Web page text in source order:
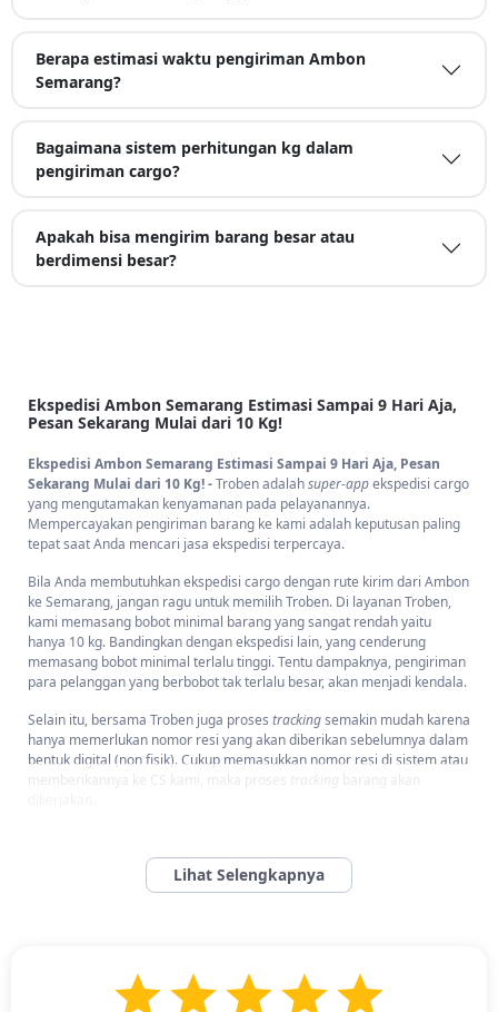
Berapa estimasi waktu pengiriman Ambon
Semarang?
Bagaimana sistem perhitungan kg dalam
pengiriman cargo?
Apakah bisa mengirim barang besar atau
berdimensi besar?
Ekspedisi Ambon Semarang Estimasi Sampai 9 Hari Aja,
Pesan Sekarang Mulai dari 10 Kg!
Ekspedisi Ambon Semarang Estimasi Sampai 9 Hari Aja, Pesan
Sekarang Mulai dari 10 Kg! -Troben adalahsuper-appekspedisi cargo
yang mengutamakan kenyamanan pada pelayanannya.
Mempercayakan pengiriman barang ke kami adalah keputusan paling
tepat saat Anda mencari jasa ekspedisi terpercaya.
Bila Anda membutuhkan ekspedisi cargo dengan rute kirim dari Ambon
ke Semarang, jangan ragu untuk memilih Troben. Di layanan Troben,
kami memasang bobot minimal barang yang sangat rendah yaitu
hanya 10 kg. Bandingkan dengan ekspedisi lain, yang cenderung
memasang bobot minimal terlalu tinggi. Tentu dampaknya, pengiriman
para pelanggan yang berbobot tak terlalu besar, akan menjadi kendala.
Selain itu, bersama Troben juga proses trackingsemakin mudah karena
hanya memerlukan nomor resi yang akan diberikan sebelumnya dalam
bentuk digital (non fisik). Cukup memasukkan nomor resi di sistem atau
memberikannya ke CS kami, maka proses
tracking barang akan
terpercaya. Anda bisa langsung mengunduh aplikasi Trawbens di
Playstore atau Appstore atau bisa langsung menghubungi nomor
kami untuk melakukan pengiriman barang!
Semarang dan Kota/Kabupaten di Jawa Tengah?